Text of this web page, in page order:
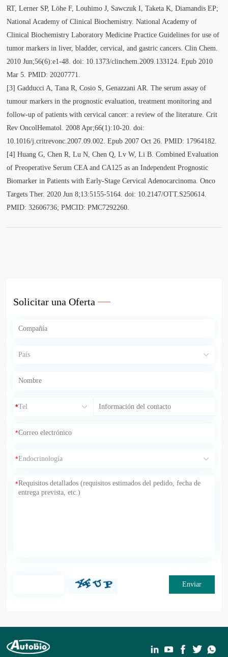
RT, Lerner SP, Löhe F, Louhimo J, Sawczuk I, Taketa K, Diamandis EP;
National Academy of Clinical Biochemistry. National Academy of
Clinical Biochemistry Laboratory Medicine Practice Guidelines for use of
tumor markers in liver, bladder, cervical, and gastric cancers. Clin Chem.
2010 Jun;56(6):e1-48. doi: 10.1373/clinchem.2009.133124. Epub 2010
Mar 5. PMID: 20207771.
[3] Gadducci A, Tana R, Cosio S, Genazzani AR. The serum assay of
tumour markers in the prognostic evaluation, treatment monitoring and
follow-up of patients with cervical cancer: a review of the literature. Crit
Rev OncolHematol. 2008 Apr;66(1):10-20. doi:
10.1016/j.critrevonc.2007.09.002. Epub 2007 Oct 26. PMID: 17964182.
[4] Huang G, Chen R, Lu N, Chen Q, Lv W, Li B. Combined Evaluation
of Preoperative Serum CEA and CA125 as an Independent Prognostic
Biomarker in Patients with Early-Stage Cervical Adenocarcinoma. Onco
Targets Ther. 2020 Jun 8;13:5155-5164. doi: 10.2147/OTT.S250614.
PMID: 32606736; PMCID: PMC7292260.
Solicitar una Oferta
*
*
*
*
*
Enviar